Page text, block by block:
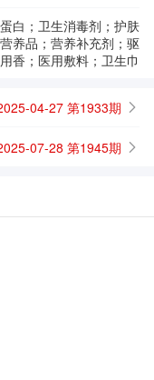
白；卫生消毒剂；护肤
养品；营养补充剂；驱
香；医用敷料；卫生巾
04-27 第1933期
07-28 第1945期